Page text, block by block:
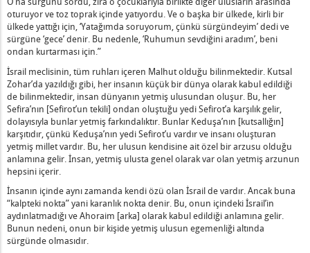
Düzeni
Nelerdir?
Sayesinde Görünür Hale Gelir’ Ne Demektir?
ve Erdemliler Giyecek" Ne Demektir?
Çobanları ve Lut'un Sığırlarının Çobanları" Nedir?
ve Yakınlara" Nedir?
Sonu Düzlük Olan Yol" Ne Demektir?
Varım, Sen de Hiçbir Şey İçin Varsın" Ne Demektir?
Kralımız Yok" Ne Demektir?
İçin Bir Mucize Yaratan" Kutsaması Nedir?
Şükredin" Ne Demektir?
Geliyor?
Zambak" Nedir?
oturuyor ve toz toprak içinde yatıyordu. Ve o başka bir ülkede, kirli bir
ülkede yattığı için, ‘Yatağımda soruyorum, çünkü sürgündeyim’ dedi ve
sürgüne ‘gece’ denir. Bu nedenle, ‘Ruhumun sevdiğini aradım’, beni
ondan kurtarması için.”
İsrail meclisinin, tüm ruhları içeren Malhut olduğu bilinmektedir. Kutsal
Zohar’da yazıldığı gibi, her insanın küçük bir dünya olarak kabul edildiği
de bilinmektedir, insan dünyanın yetmiş ulusundan oluşur. Bu, her
Sefira’nın [Sefirot’un tekili] ondan oluştuğu yedi Sefirot’a karşılık gelir,
dolayısıyla bunlar yetmiş farkındalıktır. Bunlar Keduşa’nın [kutsallığın]
karşıtıdır, çünkü Keduşa’nın yedi Sefirot’u vardır ve insanı oluşturan
yetmiş millet vardır. Bu, her ulusun kendisine ait özel bir arzusu olduğu
anlamına gelir. İnsan, yetmiş ulusta genel olarak var olan yetmiş arzunun
hepsini içerir.
İnsanın içinde aynı zamanda kendi özü olan İsrail de vardır. Ancak buna
“kalpteki nokta” yani karanlık nokta denir. Bu, onun içindeki İsrail’in
aydınlatmadığı ve Ahoraim [arka] olarak kabul edildiği anlamına gelir.
Bunun nedeni, onun bir kişide yetmiş ulusun egemenliği altında
sürgünde olmasıdır.